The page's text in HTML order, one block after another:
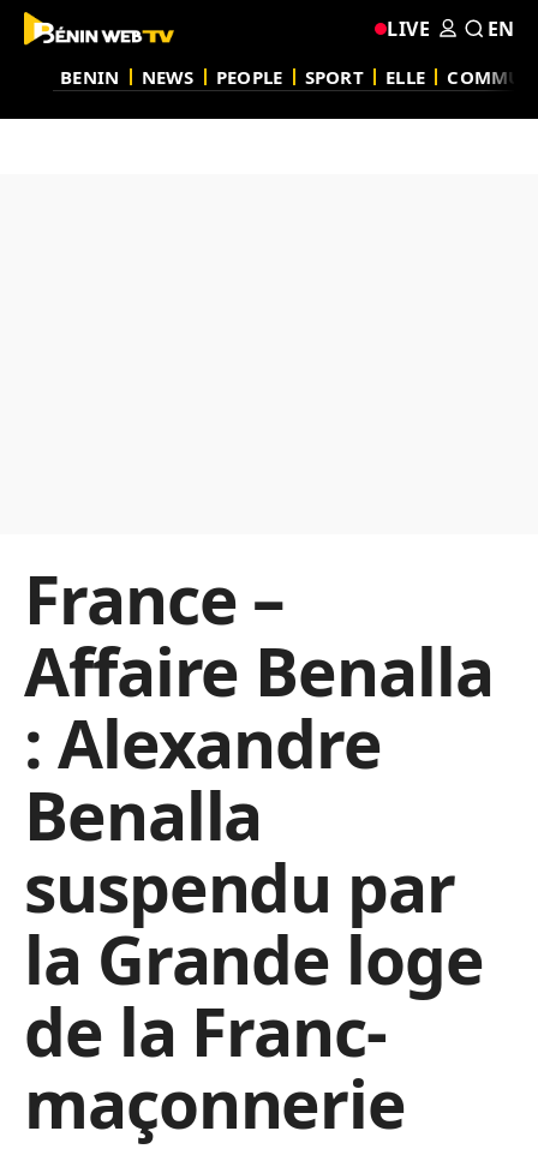
BENIN NEWS PEOPLE SPORT ELLE
LIVE EN
France –
Affaire Benalla
: Alexandre
Benalla
suspendu par
la Grande loge
de la Franc-
maçonnerie